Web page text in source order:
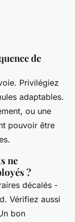
de
Privilégiez
adaptables.
ou une
pouvoir être
ne
?
décalés -
Vérifiez aussi
bon